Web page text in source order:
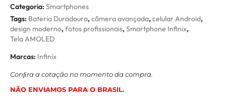
Categoria: Smartphones
Tags: Bateria Duradoura,câmera avançada,celular Android,
design moderno,fotos profissionais,Smartphone Infinix,
Tela AMOLED
Marcas: Infinix
Conﬁra a cotação no momento da compra.
NÃO ENVIAMOS PARA O BRASIL.